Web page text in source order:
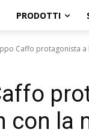
PRODOTTI
Caffo protagonista
con la